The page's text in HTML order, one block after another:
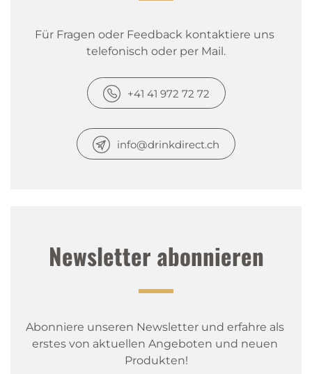
Für Fragen oder Feedback kontaktiere uns
telefonisch oder per Mail.
+41 41 972 72 72
info@drinkdirect.ch
Newsletter abonnieren
Abonniere unseren Newsletter und erfahre als
erstes von aktuellen Angeboten und neuen
Produkten!